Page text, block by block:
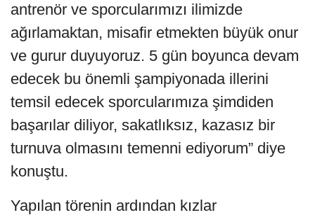
antrenör ve sporcularımızı ilimizde
ağırlamaktan, misafir etmekten büyük onur
ve gurur duyuyoruz. 5 gün boyunca devam
edecek bu önemli şampiyonada illerini
temsil edecek sporcularımıza şimdiden
başarılar diliyor, sakatlıksız, kazasız bir
turnuva olmasını temenni ediyorum” diye
konuştu.
Yapılan törenin ardından kızlar